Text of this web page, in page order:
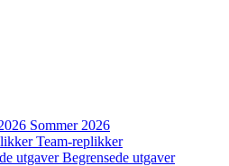
Sommer 2026
Team-replikker
Begrensede utgaver